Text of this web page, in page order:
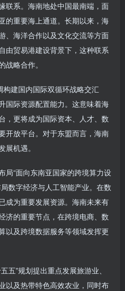
联系。海南地处中国最南端，面
的重要海上通道。长期以来，海
、海洋合作以及文化交流等方面
由贸易港建设背景下，这种联系
战略合作。
构建国内国际双循环战略交汇
国际资源配置能力。这意味着海
，更将成为国际资本、人才、数
开放平台。对于东盟而言，海南
展机遇。
局“面向东南亚国家的跨境算力设
数字经济与人工智能产业。在数
成为重要发展资源。海南未来有
济的重要节点，在跨境电商、数
以及跨境数据服务等领域发挥更
五”规划提出重点发展旅游业、
以及热带特色高效农业，同时布